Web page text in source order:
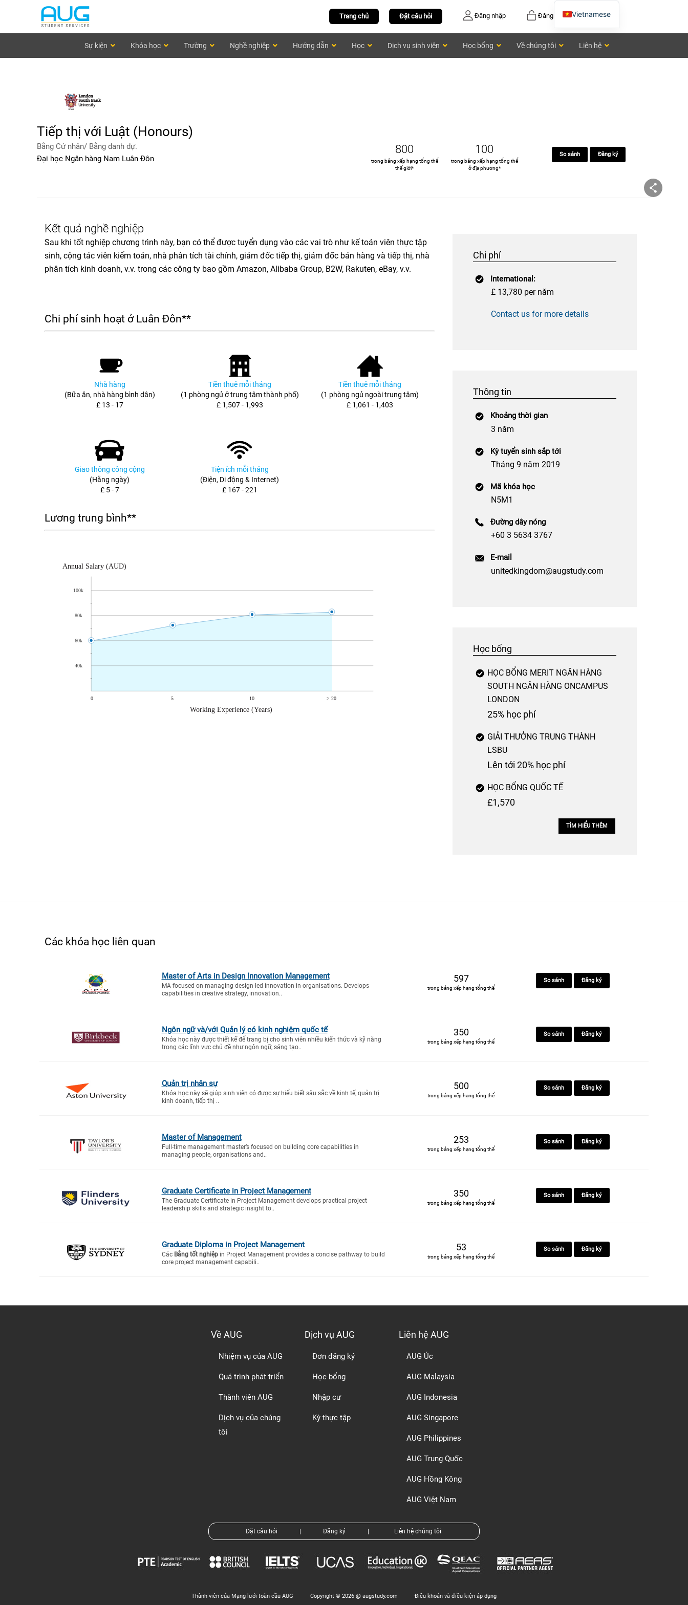
Đăng ký
Đăng nhập
Đặt câu hỏi
Trang chủ
Sự kiện Khóa học Trường Nghề nghiệp Hướng dẫn Học Dịch vụ sinh viên Học bổng Về chúng tôi Liên hệ
Tiếp thị với Luật (Honours)
Bằng Cử nhân/ Bằng danh dự.
Đại học Ngân hàng Nam Luân Đôn
800
trong bảng xếp hạng tổng thể
thế giới*
100
trong bảng xếp hạng tổng thể
ở địa phương*
So sánh Đăng ký
Kết quả nghề nghiệp
Sau khi tốt nghiệp chương trình này, bạn có thể được tuyển dụng vào các vai trò như kế toán viên thực tập
sinh, cộng tác viên kiểm toán, nhà phân tích tài chính, giám đốc tiếp thị, giám đốc bán hàng và tiếp thị, nhà
phân tích kinh doanh, v.v. trong các công ty bao gồm Amazon, Alibaba Group, B2W, Rakuten, eBay, v.v.
Chi phí sinh hoạt ở Luân Đôn**
Nhà hàng
(Bữa ăn, nhà hàng bình dân)
£ 13 - 17
Tiền thuê mỗi tháng
(1 phòng ngủ ở trung tâm thành phố)
£ 1,507 - 1,993
Tiền thuê mỗi tháng
(1 phòng ngủ ngoài trung tâm)
£ 1,061 - 1,403
Giao thông công cộng
(Hằng ngày)
£ 5 - 7
Tiện ích mỗi tháng
(Điện, Di động & Internet)
£ 167 - 221
Lương trung bình**
Chi phí
International:
£ 13,780 per năm
Contact us for more details
Thông tin
Khoảng thời gian
3 năm
Kỳ tuyển sinh sắp tới
Tháng 9 năm 2019
Mã khóa học
N5M1
Đường dây nóng
+60 3 5634 3767
E-mail
unitedkingdom@augstudy.com
Học bổng
HỌC BỔNG MERIT NGÂN HÀNG
SOUTH NGÂN HÀNG ONCAMPUS
LONDON
25% học phí
GIẢI THƯỞNG TRUNG THÀNH
LSBU
Lên tới 20% học phí
HỌC BỔNG QUỐC TẾ
£1,570
TÌM HIỂU THÊM
Các khóa học liên quan
Master of Arts in Design Innovation Management
MA focused on managing design-led innovation in organisations. Develops
capabilities in creative strategy, innovation..
597
trong bảng xếp hạng tổng thể
So sánh Đăng ký
Ngôn ngữ và/với Quản lý có kinh nghiệm quốc tế
Khóa học này được thiết kế để trang bị cho sinh viên nhiều kiến thức và kỹ năng
trong các lĩnh vực chủ đề như ngôn ngữ, sáng tạo..
350
trong bảng xếp hạng tổng thể
So sánh Đăng ký
Quản trị nhân sự
Khóa học này sẽ giúp sinh viên có được sự hiểu biết sâu sắc về kinh tế, quản trị
kinh doanh, tiếp thị ..
500
trong bảng xếp hạng tổng thể
So sánh Đăng ký
Master of Management
Full-time management master’s focused on building core capabilities in
managing people, organisations and..
253
trong bảng xếp hạng tổng thể
So sánh Đăng ký
Graduate Certificate in Project Management
The Graduate Certificate in Project Management develops practical project
leadership skills and strategic insight to..
350
trong bảng xếp hạng tổng thể
So sánh Đăng ký
Graduate Diploma in Project Management
Các Bằng tốt nghiệpin Project Management provides a concise pathway to build
core project management capabili..
53
trong bảng xếp hạng tổng thể
So sánh Đăng ký
Về AUG
Nhiệm vụ của AUG
Quá trình phát triển
Thành viên AUG
Dịch vụ của chúng
tôi
Dịch vụ AUG
Đơn đăng ký
Học bổng
Nhập cư
Kỳ thực tập
Liên hệ AUG
AUG Úc
AUG Malaysia
AUG Indonesia
AUG Singapore
AUG Philippines
AUG Trung Quốc
AUG Hồng Kông
AUG Việt Nam
Đặt câu hỏi | Đăng ký | Liên hệ chúng tôi
Thành viên của Mạng lưới toàn cầu AUG Copyright © 2026 @ augstudy.com Điều khoản và điều kiện áp dụng
Vietnamese
Chinese